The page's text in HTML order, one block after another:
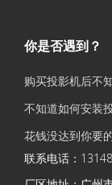
你是否遇到？
购买投影机后不
不知道如何安装
花钱没达到你要
联系电话：